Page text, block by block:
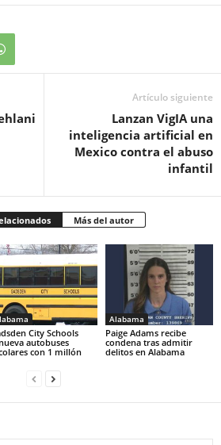
Artículo siguiente
Lanzan VigIA una
inteligencia artificial en
Mexico contra el abuso
infantil
Más del autor
City Schools
autobuses
con 1 millón
Alabama
Paige Adams recibe
condena tras admitir
delitos en Alabama